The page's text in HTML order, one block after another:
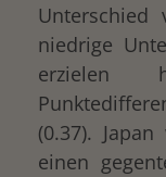
Unterschied
niedrige
erzielen
(0.37).
einen